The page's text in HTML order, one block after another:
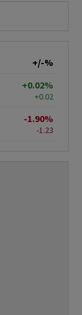
+/-%
+0.02%
+0.02
-1.90%
-1.23